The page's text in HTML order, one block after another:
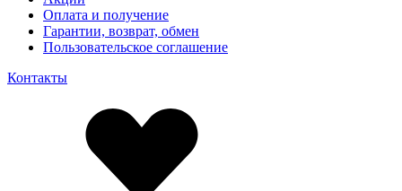
Оплата и получение
Гарантии, возврат, обмен
Пользовательское соглашение
Контакты